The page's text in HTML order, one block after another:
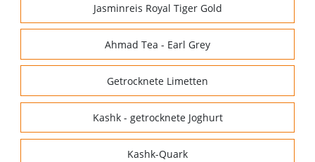
Jasminreis Royal Tiger Gold
Ahmad Tea - Earl Grey
Getrocknete Limetten
Kashk - getrocknete Joghurt
Kashk-Quark